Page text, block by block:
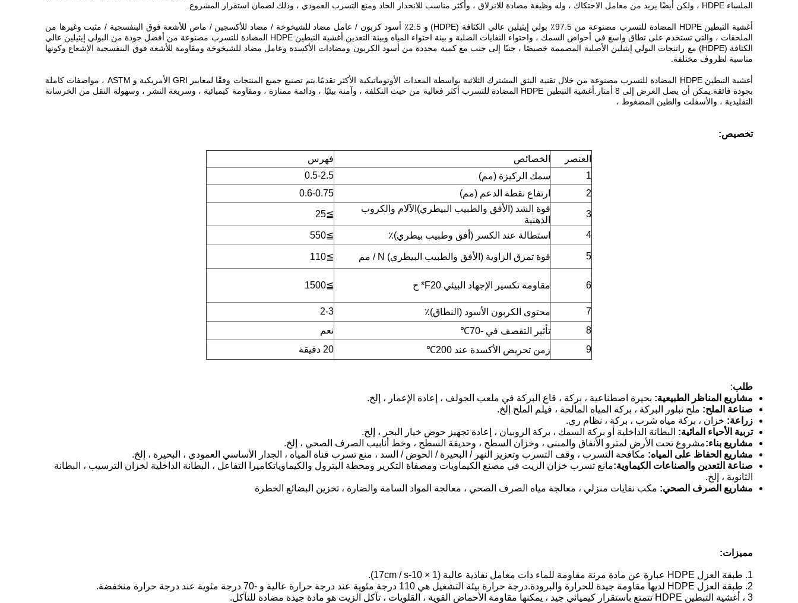
الملساء HDPE ، ولكن أيضًا يزيد من معامل الاحتكاك ، وله وظيفة مضادة للانزلاق ، وأكثر مناسب للانحدار الحاد ومنع التسرب العمودي ، وذلك لضمان استقرار المشروع.
أغشية التبطين HDPE المضادة للتسرب مصنوعة من 97.5٪ بولي إيثيلين عالي الكثافة (HDPE) و 2.5٪ أسود كربون / عامل مضاد للشيخوخة / مضاد للأكسجين / ماص للأشعة فوق البنفسجية / مثبت وغيرها من
الملحقات ، والتي تستخدم على نطاق واسع في أحواض السمك ، واحتواء النفايات الصلبة و بيئة احتواء المياه وبيئة التعدين.أغشية التبطين HDPE المضادة للتسرب مصنوعة من أفضل جودة من البولي إيثيلين عالي
الكثافة (HDPE) مع راتنجات البولي إيثيلين الأصلية المصممة خصيصًا ، جنبًا إلى جنب مع كمية محددة من أسود الكربون ومضادات الأكسدة وعامل مضاد للشيخوخة ومقاومة للأشعة فوق البنفسجية الإشعاع وكونها
مناسبة لظروف مختلفة.
أغشية التبطين HDPE المضادة للتسرب مصنوعة من خلال تقنية البثق المشترك الثلاثية بواسطة المعدات الأوتوماتيكية الأكثر تقدمًا.يتم تصنيع جميع المنتجات وفقًا لمعايير GRI الأمريكية و ASTM ، مواصفات كاملة
بجودة فائقة.يمكن أن يصل العرض إلى 8 أمتار.أغشية التبطين HDPE المضادة للتسرب أكثر فعالية من حيث التكلفة ، وآمنة بيئيًا ، ودائمة ممتازة ، ومقاومة كيميائية ، وسريعة النشر ، وسهولة النقل من الخرسانة
التقليدية ، والأسفلت والطين المضغوط ،
تخصيص:
العنصر الخصائص
فهرس
1
سمك الركيزة (مم)
0.5-2.5
2
ارتفاع نقطة الدعم (مم) 0.6-0.75
3
قوة الشد (الأفق والطبيب البيطري) الآلام والكروب
الذهنية
≧
25
4 استطالة عند الكسر (أفق وطبيب بيطري)٪ ≧
550
5 قوة تمزق الزاوية (الأفق والطبيب البيطري) N / مم ≧
110
6 مقاومة تكسير الإجهاد البيئي F 20 * ح ≧
1500
7 محتوى الكربون الأسود (النطاق)٪
2-3
8
تأثير التقصف في -70 ℃
نعم
9
زمن تحريض الأكسدة عند 200 ℃ 20 دقيقة
طلب:
مشاريع المناظر الطبيعية: بحيرة اصطناعية ، بركة ، قاع البركة في ملعب الجولف ، إعادة الإعمار ، إلخ.
صناعة الملح: ملح تبلور البركة ، بركة المياه المالحة ، فيلم الملح إلخ.
زراعة: خزان ، بركة مياه شرب ، بركة ، نظام ري.
تربية الأحياء المائية: البطانة الداخلية أو بركة السمك ، بركة الروبيان ، إعادة تجهيز حوض خيار البحر ، إلخ.
مشاريع بناء:مشروع تحت الأرض لمترو الأنفاق والمبنى ، وخزان السطح ، وحديقة السطح ، وخط أنابيب الصرف الصحي ، إلخ.
مشاريع الحفاظ على المياه: مكافحة التسرب ، وقف التسرب وتعزيز النهر / البحيرة / الحوض / السد ، منع تسرب قناة المياه ، الجدار الأساسي العمودي ، البحيرة ، إلخ.
صناعة التعدين والصناعات الكيماوية:مانع تسرب خزان الزيت في مصنع الكيماويات ومصفاة التكرير ومحطة البترول والكيماوياتكاميرا التفاعل ، البطانة الداخلية لخزان الترسيب ، البطانة
الثانوية ، إلخ.
مشاريع الصرف الصحي: مكب نفايات منزلي ، معالجة مياه الصرف الصحي ، معالجة المواد السامة والضارة ، تخزين البضائع الخطرة
مميزات:
1. طبقة العزل HDPE عبارة عن مادة مرنة مقاومة للماء ذات معامل نفاذية عالية (1 × 10-17cm / s).
2. طبقة العزل HDPE لديها مقاومة جيدة للحرارة والبرودة.درجة حرارة بيئة التشغيل هي 110 درجة مئوية عند درجة حرارة عالية و -70 درجة مئوية عند درجة حرارة منخفضة.
3 ، أغشية التبطين HDPE تتمتع باستقرار كيميائي جيد ، يمكنها مقاومة الأحماض القوية ، القلويات ، تآكل الزيت هو مادة جيدة مضادة للتآكل.